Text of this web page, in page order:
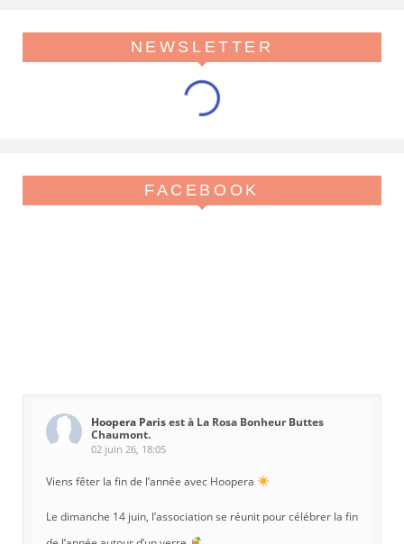
NEWSLETTER
FACEBOOK
Hoopera Parisest à La Rosa Bonheur Buttes
Chaumont.
02 juin 26, 18:05
Viens fêter la fin de l’année avec Hoopera
Le dimanche 14 juin, l’association se réunit pour célébrer la fin